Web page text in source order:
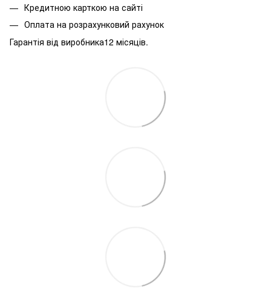
Кредитною карткою на сайті
Оплата на розрахунковий рахунок
Гарантія від виробника12 місяців.